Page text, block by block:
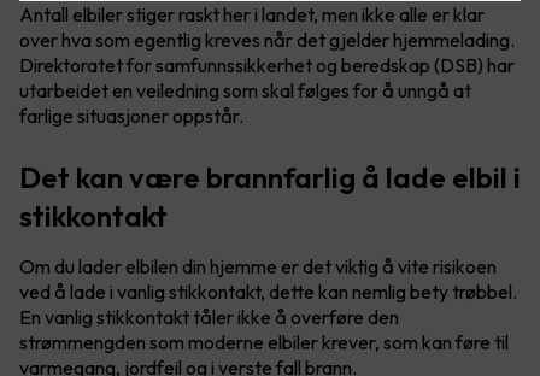
Antall elbiler stiger raskt her i landet, men ikke alle er klar
over hva som egentlig kreves når det gjelder hjemmelading.
Direktoratet for samfunnssikkerhet og beredskap (DSB) har
utarbeidet en veiledning som skal følges for å unngå at
farlige situasjoner oppstår.
Det kan være brannfarlig å lade elbil i
stikkontakt
Om du lader elbilen din hjemme er det viktig å vite risikoen
ved å lade i vanlig stikkontakt, dette kan nemlig bety trøbbel.
En vanlig stikkontakt tåler ikke å overføre den
strømmengden som moderne elbiler krever, som kan føre til
varmegang, jordfeil og i verste fall brann.